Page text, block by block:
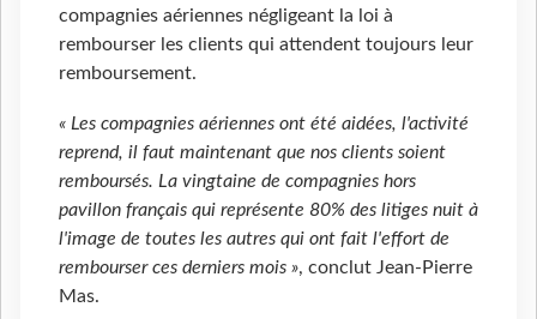
compagnies aériennes négligeant la loi à
rembourser les clients qui attendent toujours leur
remboursement.
« Les compagnies aériennes ont été aidées, l'activité
reprend, il faut maintenant que nos clients soient
remboursés. La vingtaine de compagnies hors
pavillon français qui représente 80% des litiges nuit à
l'image de toutes les autres qui ont fait l'effort de
rembourser ces derniers mois », conclut Jean-Pierre
Mas.